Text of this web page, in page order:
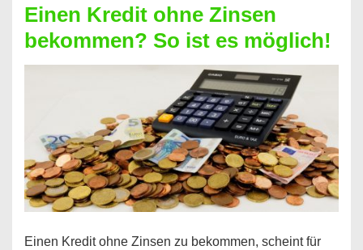
Festvertrag
für
jeden
erfahren
Sie
es
Einen Kredit ohne Zinsen
bekommen? So ist es möglich!
Einen Kredit ohne Zinsen zu bekommen, scheint für